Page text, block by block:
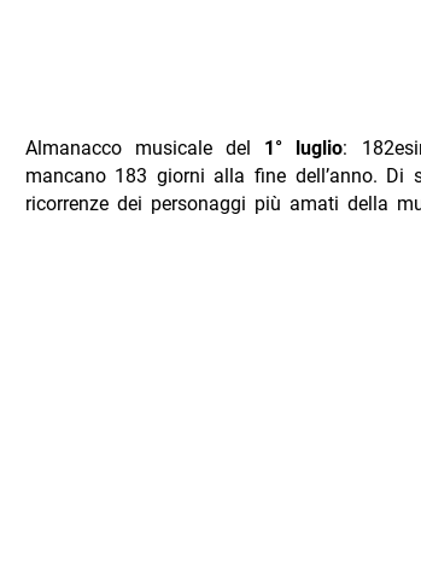
Almanacco musicale del 1° luglio:
mancano 183 giorni alla fine dell’anno.
ricorrenze dei personaggi più amati della